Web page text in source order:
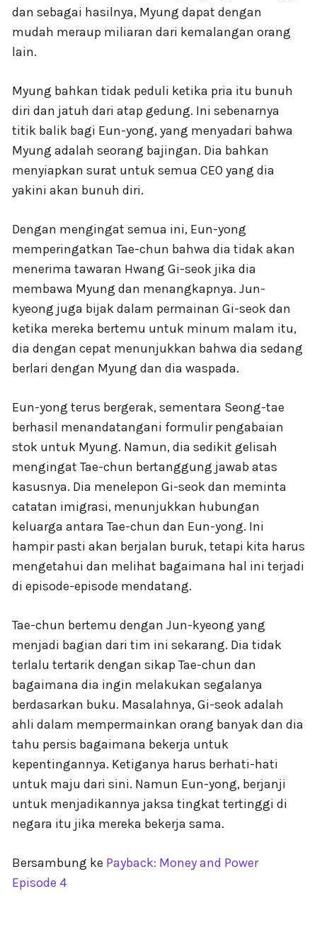
dan sebagai hasilnya, Myung dapat dengan
mudah meraup miliaran dari kemalangan orang
lain.
Myung bahkan tidak peduli ketika pria itu bunuh
diri dan jatuh dari atap gedung. Ini sebenarnya
titik balik bagi Eun-yong, yang menyadari bahwa
Myung adalah seorang bajingan. Dia bahkan
menyiapkan surat untuk semua CEO yang dia
yakini akan bunuh diri.
Dengan mengingat semua ini, Eun-yong
memperingatkan Tae-chun bahwa dia tidak akan
menerima tawaran Hwang Gi-seok jika dia
membawa Myung dan menangkapnya. Jun-
kyeong juga bijak dalam permainan Gi-seok dan
ketika mereka bertemu untuk minum malam itu,
dia dengan cepat menunjukkan bahwa dia sedang
berlari dengan Myung dan dia waspada.
Eun-yong terus bergerak, sementara Seong-tae
berhasil menandatangani formulir pengabaian
stok untuk Myung. Namun, dia sedikit gelisah
mengingat Tae-chun bertanggung jawab atas
kasusnya. Dia menelepon Gi-seok dan meminta
catatan imigrasi, menunjukkan hubungan
keluarga antara Tae-chun dan Eun-yong. Ini
hampir pasti akan berjalan buruk, tetapi kita harus
mengetahui dan melihat bagaimana hal ini terjadi
di episode-episode mendatang.
Tae-chun bertemu dengan Jun-kyeong yang
menjadi bagian dari tim ini sekarang. Dia tidak
terlalu tertarik dengan sikap Tae-chun dan
bagaimana dia ingin melakukan segalanya
berdasarkan buku. Masalahnya, Gi-seok adalah
ahli dalam mempermainkan orang banyak dan dia
tahu persis bagaimana bekerja untuk
kepentingannya. Ketiganya harus berhati-hati
untuk maju dari sini. Namun Eun-yong, berjanji
untuk menjadikannya jaksa tingkat tertinggi di
negara itu jika mereka bekerja sama.
Bersambung ke Payback: Money and Power
Episode 4